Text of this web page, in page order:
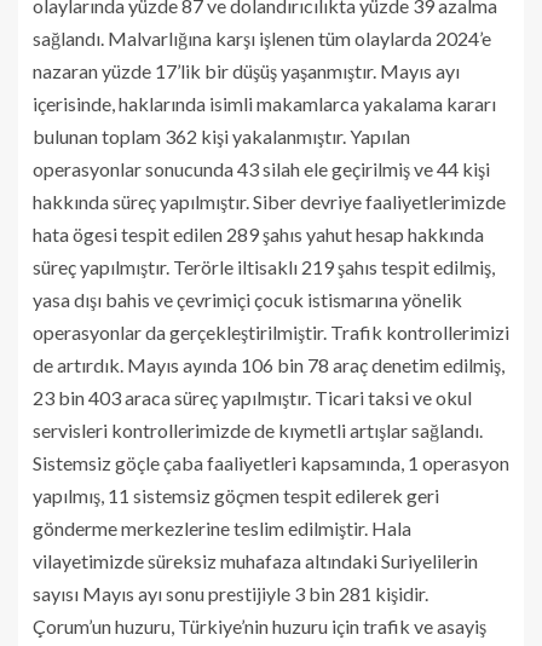
olaylarında yüzde 87 ve dolandırıcılıkta yüzde 39 azalma
sağlandı. Malvarlığına karşı işlenen tüm olaylarda 2024’e
nazaran yüzde 17’lik bir düşüş yaşanmıştır. Mayıs ayı
içerisinde, haklarında isimli makamlarca yakalama kararı
bulunan toplam 362 kişi yakalanmıştır. Yapılan
operasyonlar sonucunda 43 silah ele geçirilmiş ve 44 kişi
hakkında süreç yapılmıştır. Siber devriye faaliyetlerimizde
hata ögesi tespit edilen 289 şahıs yahut hesap hakkında
süreç yapılmıştır. Terörle iltisaklı 219 şahıs tespit edilmiş,
yasa dışı bahis ve çevrimiçi çocuk istismarına yönelik
operasyonlar da gerçekleştirilmiştir. Trafik kontrollerimizi
de artırdık. Mayıs ayında 106 bin 78 araç denetim edilmiş,
23 bin 403 araca süreç yapılmıştır. Ticari taksi ve okul
servisleri kontrollerimizde de kıymetli artışlar sağlandı.
Sistemsiz göçle çaba faaliyetleri kapsamında, 1 operasyon
yapılmış, 11 sistemsiz göçmen tespit edilerek geri
gönderme merkezlerine teslim edilmiştir. Hala
vilayetimizde süreksiz muhafaza altındaki Suriyelilerin
sayısı Mayıs ayı sonu prestijiyle 3 bin 281 kişidir.
Çorum’un huzuru, Türkiye’nin huzuru için trafik ve asayiş